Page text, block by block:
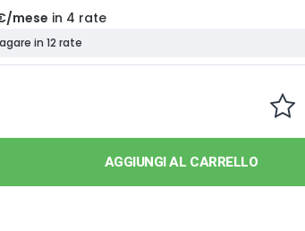
AGGIUNGI AL CARRELLO